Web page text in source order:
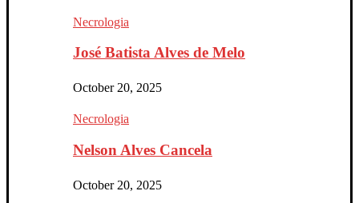
Necrologia
José Batista Alves de Melo
October 20, 2025
Necrologia
Nelson Alves Cancela
October 20, 2025